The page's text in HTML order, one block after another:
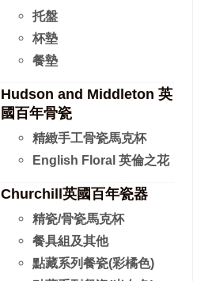
托盤
杯墊
餐墊
Hudson and Middleton 英
國百年骨瓷
精緻手工骨瓷馬克杯
English Floral 英倫之花
Churchill英國百年瓷器
精瓷/骨瓷馬克杯
餐具組及其他
點藏系列餐瓷(彩橘色)